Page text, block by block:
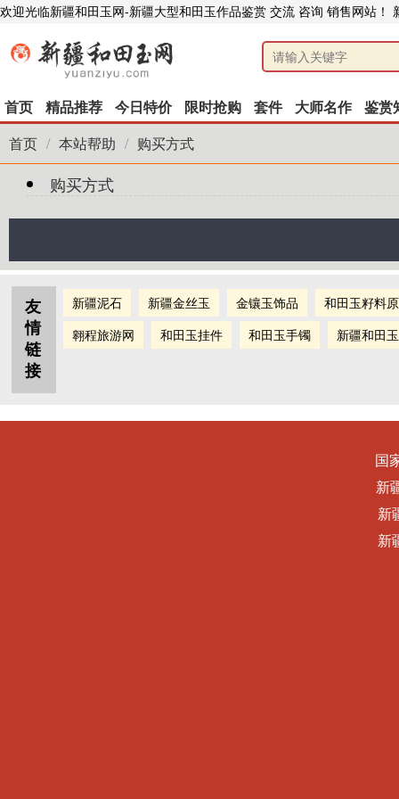
欢迎光临新疆和田玉网-新疆大型和田玉作品鉴赏 交流 咨询 销售网站！
首页 精品推荐 今日特价 限时抢购 套件 大师名作
鉴赏
首页 / 本站帮助 / 购买方式
购买方式
友
情
链
接
新疆泥石 新疆金丝玉 金镶玉饰品
和田玉籽料
翱程旅游网
和田玉挂件 和田玉手镯 新疆和田玉
国
新
新
新